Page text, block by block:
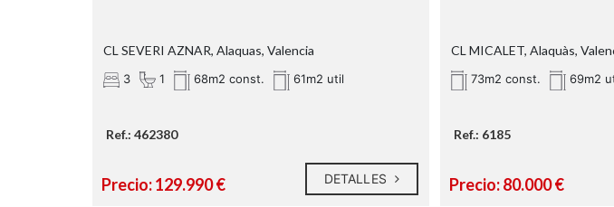
CL SEVERI AZNAR, Alaquas, Valencia
3 1 68m2 const. 61m2 util
Ref.: 462380
Precio: 129.990 € DETALLES
CL MICALET, Alaquàs,
73m2 const. 69m2
Ref.: 6185
Precio: 80.000 €